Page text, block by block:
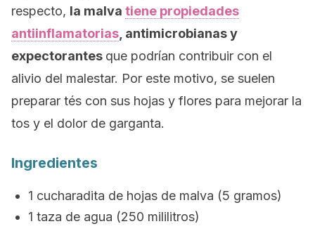
respecto, la malva tiene propiedades
antiinflamatorias , antimicrobianas y
expectorantes que podrían contribuir con el
alivio del malestar. Por este motivo, se suelen
preparar tés con sus hojas y flores para mejorar la
tos y el dolor de garganta.
Ingredientes
1 cucharadita de hojas de malva (5 gramos)
1 taza de agua (250 mililitros)